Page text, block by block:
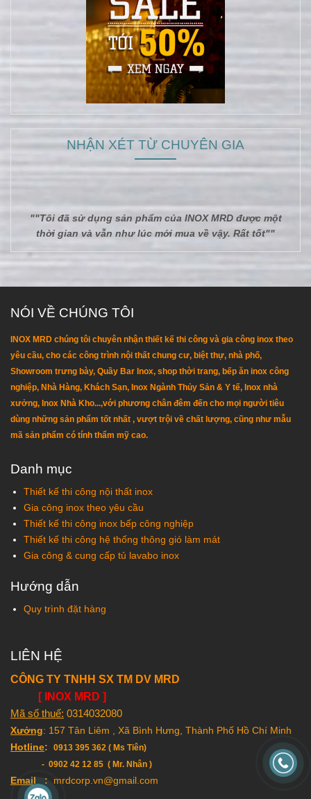
NHẬN XÉT TỪ CHUYÊN GIA
""Tôi đã sử dụng sản phẩm của INOX MRD được một
thời gian và vẫn như lúc mới mua về vậy. Rất tốt""
NÓI VỀ CHÚNG TÔI
INOX MRD chúng tôi chuyên nhận thiết kế thi công và gia công inox theo
yêu cầu, cho các công trình nội thất chung cư, biệt thự, nhà phố,
Showroom trưng bày, Quầy Bar Inox, shop thời trang, bếp ăn inox công
nghiệp, Nhà Hàng, Khách Sạn, Inox Ngành Thủy Sản & Y tế, Inox nhà
xưởng, Inox Nhà Kho...,với phương chân đêm đến cho mọi người tiêu
dùng những sản phẩm tốt nhất , vượt trội về chất lượng, cũng như mẫu
mã sản phẩm có tính thẩm mỹ cao.
Danh mục
Thiết kế thi công nội thất inox
Gia công inox theo yêu cầu
Thiết kế thi công inox bếp công nghiệp
Thiết kế thi công hệ thống thông gió làm mát
Gia công & cung cấp tủ lavabo inox
Hướng dẫn
Quy trình đặt hàng
LIÊN HỆ
CÔNG TY TNHH SX TM DV MRD
[ INOX MRD ]
Mã số thuế: 0314032080
Xưởng: 157 Tân Liêm , Xã Bình Hưng, Thành Phố Hồ Chí Minh
Hotline: 0913 395 362 ( Ms Tiên)
- 0902 42 12 85 ( Mr. Nhân )
Email : mrdcorp.vn@gmail.com